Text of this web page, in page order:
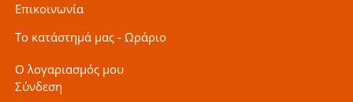
Επικοινωνία
Το κατάστημά μας - Ωράριο
Ο λογαριασμός μου
Σύνδεση